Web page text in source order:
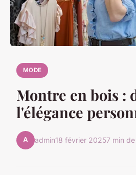
MODE
Montre en bois :
l'élégance
A admin18 février 20257 min